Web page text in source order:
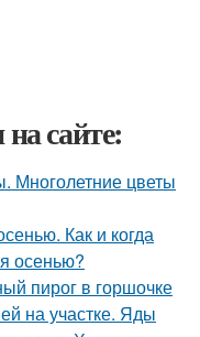
сайте:
Многолетние цветы
Как и когда
осенью?
пирог в горшочке
на участке. Яды